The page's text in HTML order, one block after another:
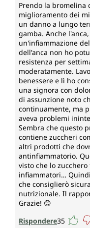
Prendo la bromelina
miglioramento dei
un danno a lungo
gamba. Anche
un'infiammazione
dell'anca non ho
resistenza per
moderatamente.
benessere e lì ho
una signora con
di assunzione noto
continuamente, ma
aveva problemi
Sembra che questo
contiene zuccheri
altri prodotti che
antinfiammatorio.
visto che lo
infiammatori…
che consiglierò
nutrizionale. Il
Grazie! 😊
Rispondere35